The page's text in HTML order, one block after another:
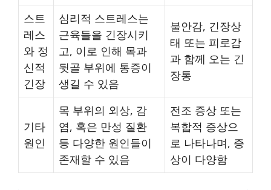
스트
레스
와 정
신적
긴장
심리적 스트레스는
근육들을 긴장시키
고, 이로 인해 목과
뒷골 부위에 통증이
생길 수 있음
불안감, 긴장상
태 또는 피로감
과 함께 오는 긴
장통
기타
원인
목 부위의 외상, 감
염, 혹은 만성 질환
등 다양한 원인들이
존재할 수 있음
전조 증상 또는
복합적 증상으
로 나타나며, 증
상이 다양함